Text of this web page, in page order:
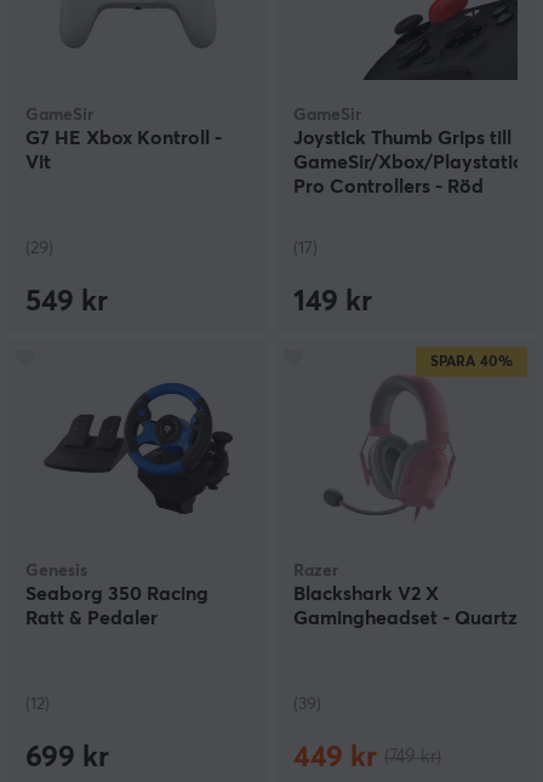
GameSir
G7 HE Xbox Kontroll -
Vit
(29)
549 kr
GameSir
Joystick Thumb Grips till
GameSir/Xbox/
Pro Controllers - Röd
(17)
149 kr
Genesis
Seaborg 350 Racing
Ratt & Pedaler
(12)
699 kr
SPARA 40%
Razer
Blackshark V2 X
Gamingheadset - Quartz
(39)
449 kr